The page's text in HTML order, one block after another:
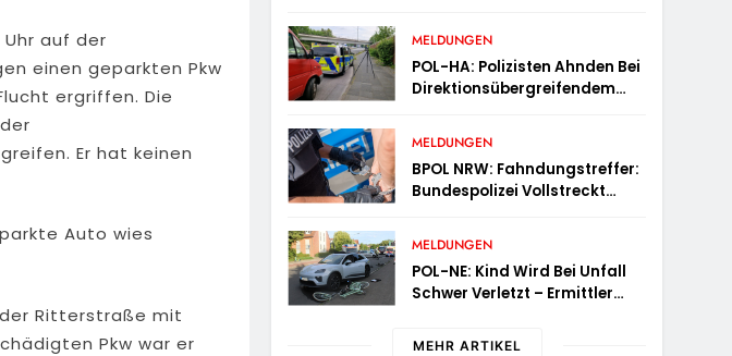
auf der
einen geparkten Pkw
ergriffen. Die
Er hat keinen
Auto wies
Ritterstraße mit
Pkw war er
MELDUNGEN
POL-HA: Polizisten Ahnden Bei
Direktionsübergreifendem
Verstöße
MELDUNGEN
BPOL NRW: Fahndungstreffer:
Bundespolizei Vollstreckt
MELDUNGEN
POL-NE: Kind Wird Bei Unfall
Schwer Verletzt – Ermittler
MEHR ARTIKEL